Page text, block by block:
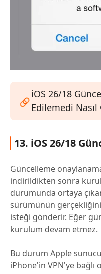
iOS 26/18
Edilemedi Nasıl
13. iOS 26/18
Güncelleme
indirildikten sonra
durumunda ortaya
sürümünün
isteği gönderir. Eğer
kurulum devam etmez.
Bu durum Apple
iPhone'in VPN'ye bağlı